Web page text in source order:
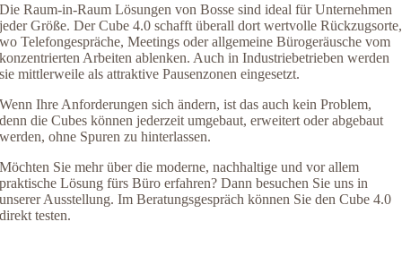
Die Raum-in-Raum Lösungen von Bosse sind ideal für Unternehmen
jeder Größe. Der Cube 4.0 schafft überall dort wertvolle Rückzugsorte,
wo Telefongespräche, Meetings oder allgemeine Bürogeräusche vom
konzentrierten Arbeiten ablenken. Auch in Industriebetrieben werden
sie mittlerweile als attraktive Pausenzonen eingesetzt.
Wenn Ihre Anforderungen sich ändern, ist das auch kein Problem,
denn die Cubes können jederzeit umgebaut, erweitert oder abgebaut
werden, ohne Spuren zu hinterlassen.
Möchten Sie mehr über die moderne, nachhaltige und vor allem
praktische Lösung fürs Büro erfahren? Dann besuchen Sie uns in
unserer Ausstellung. Im Beratungsgespräch können Sie den Cube 4.0
direkt testen.